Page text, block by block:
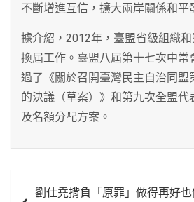
不斷增進互信，擴大兩岸關係和平
據介紹，2012年，臺盟省級組織
換屆工作。臺盟八屆第十七次中常
過了《關於召開臺灣民主自治同盟
的決議（草案）》和第九次全盟代
及名額分配方案。
劉仕堯揹負「原罪」做得再好